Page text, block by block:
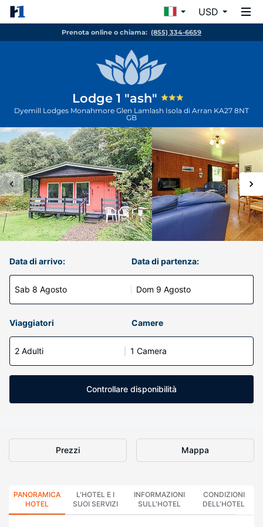
USD
Prenota online o chiama: (855) 334-6659
Lodge 1 "ash"
Dyemill Lodges Monahmore Glen Lamlash Isola di Arran KA27 8NT
GB
Data di arrivo:
Sab 8 Agosto
Data di partenza:
Dom 9 Agosto
Viaggiatori Camere
2 Adulti 1 Camera
Controllare disponibilità
Prezzi Mappa
PANORAMICA
HOTEL
L'HOTEL E I
SUOI SERVIZI
INFORMAZIONI
SULL'HOTEL
CONDIZIONI
DELL'HOTEL